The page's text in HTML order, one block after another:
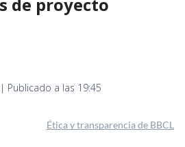
Publicado a las 19:45
Ética y transparencia de BBCL